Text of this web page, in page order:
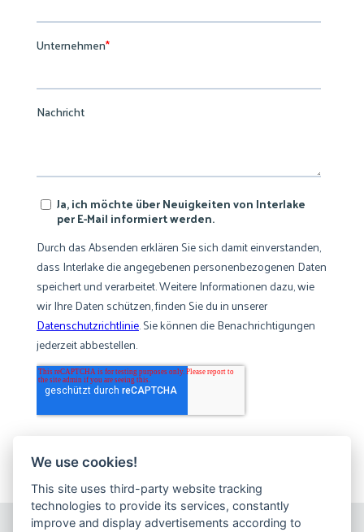
We use cookies!
This site uses third-party website tracking
technologies to provide its services, constantly
improve and display advertisements according to